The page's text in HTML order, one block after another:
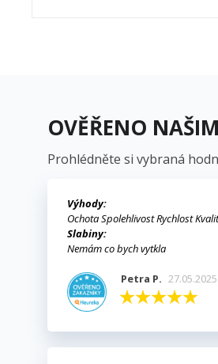
OVĚŘENO
Prohlédněte si vybraná
Výhody:
Ochota Spolehlivost Rychlost
Slabiny:
Nemám co bych vytkla
Petra P. 27.05.2025